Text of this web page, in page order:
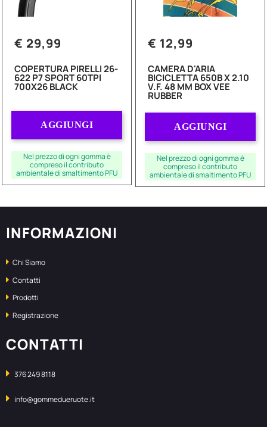
€ 29,99
COPERTURA PIRELLI 26-
622 P7 SPORT 60TPI
700X26 BLACK
AGGIUNGI
Nel prezzo di ogni gomma è
compreso il contributo
ambientale di smaltimento PFU
€ 12,99
CAMERA D'ARIA
BICICLETTA 650B X 2.10
V.F. 48 MM BOX VEE
RUBBER
AGGIUNGI
Nel prezzo di ogni gomma è
compreso il contributo
ambientale di smaltimento PFU
INFORMAZIONI
Chi Siamo
Contatti
Prodotti
Registrazione
CONTATTI
376 249 8118
info@gommedueruote.it